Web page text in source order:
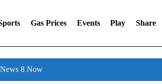
Gas Prices Events Play Share
8 Now